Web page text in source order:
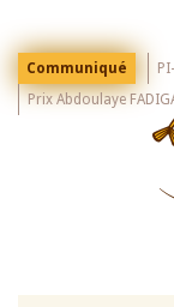
mainMenu
Top
Communiqué
Prix Abdoulaye